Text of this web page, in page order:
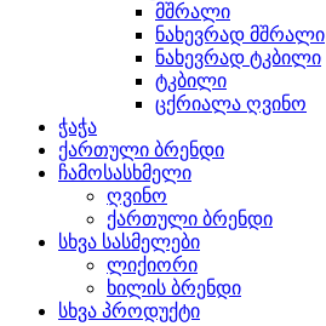
მშრალი
ნახევრად მშრალი
ნახევრად ტკბილი
ტკბილი
ცქრიალა ღვინო
ჭაჭა
ქართული ბრენდი
ჩამოსასხმელი
ღვინო
ქართული ბრენდი
სხვა სასმელები
ლიქიორი
ხილის ბრენდი
სხვა პროდუქტი